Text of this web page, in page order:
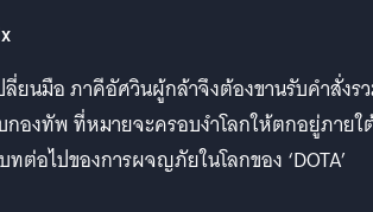
ลี่ยนมือ ภาคีอัศวินผู้กล้าจึงต้องขานรับคำสั่งร
องทัพ ที่หมายจะครอบงำโลกให้ตกอยู่ภายใ
ต่อไปของการผจญภัยในโลกของ ‘DOTA’